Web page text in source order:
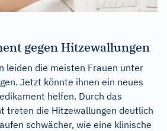
gegen Hitzewallungen
leiden die meisten Frauen unter
Jetzt könnte ihnen ein neues
helfen. Durch das
treten die Hitzewallungen deutlich
schwächer, wie eine klinische